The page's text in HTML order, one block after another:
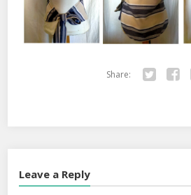
Share:
Leave a Reply